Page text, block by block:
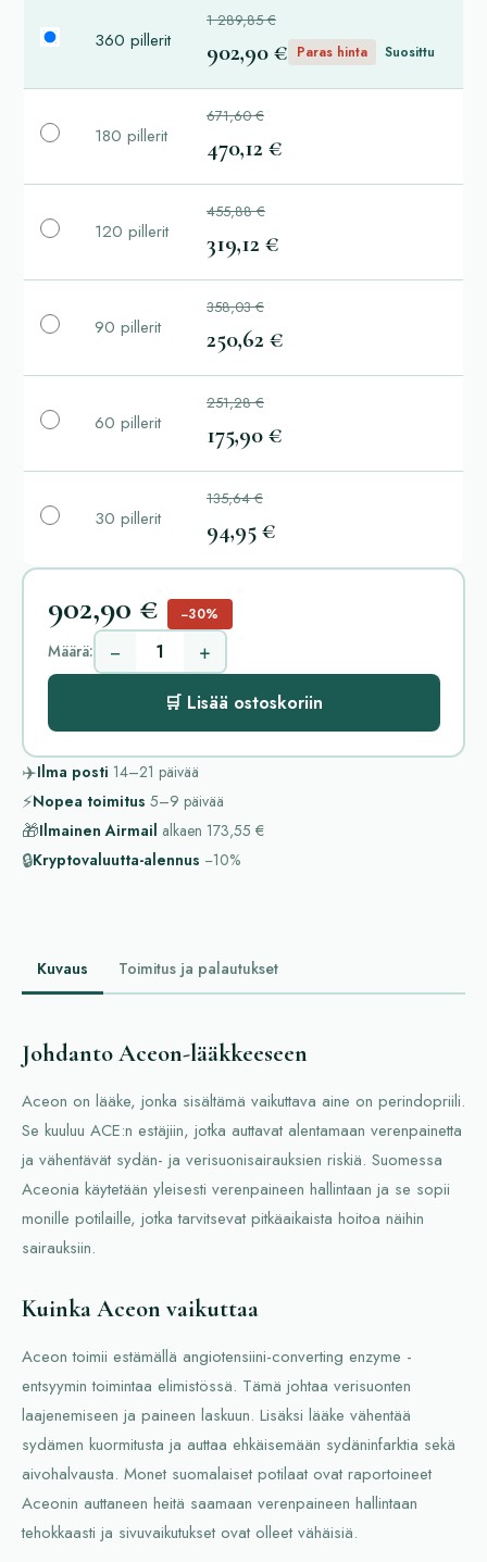
360 pillerit
1 289,85 €
902,90 € Paras hinta Suosittu
180 pillerit
671,60 €
470,12 €
120 pillerit
455,88 €
319,12 €
90 pillerit
358,03 €
250,62 €
60 pillerit
251,28 €
175,90 €
30 pillerit
135,64 €
94,95 €
902,90 € −30%
Määrä: − +
🛒 Lisää ostoskoriin
✈️Ilma posti 14–21 päivää
⚡Nopea toimitus 5–9 päivää
🎁Ilmainen Airmail alkaen 173,55 €
🔒Kryptovaluutta-alennus −10%
Kuvaus Toimitus ja palautukset
Johdanto Aceon-lääkkeeseen
Aceon on lääke, jonka sisältämä vaikuttava aine on perindopriili.
Se kuuluu ACE:n estäjiin, jotka auttavat alentamaan verenpainetta
ja vähentävät sydän- ja verisuonisairauksien riskiä. Suomessa
Aceonia käytetään yleisesti verenpaineen hallintaan ja se sopii
monille potilaille, jotka tarvitsevat pitkäaikaista hoitoa näihin
sairauksiin.
Kuinka Aceon vaikuttaa
Aceon toimii estämällä angiotensiini-converting enzyme -
entsyymin toimintaa elimistössä. Tämä johtaa verisuonten
laajenemiseen ja paineen laskuun. Lisäksi lääke vähentää
sydämen kuormitusta ja auttaa ehkäisemään sydäninfarktia sekä
aivohalvausta. Monet suomalaiset potilaat ovat raportoineet
Aceonin auttaneen heitä saamaan verenpaineen hallintaan
tehokkaasti ja sivuvaikutukset ovat olleet vähäisiä.